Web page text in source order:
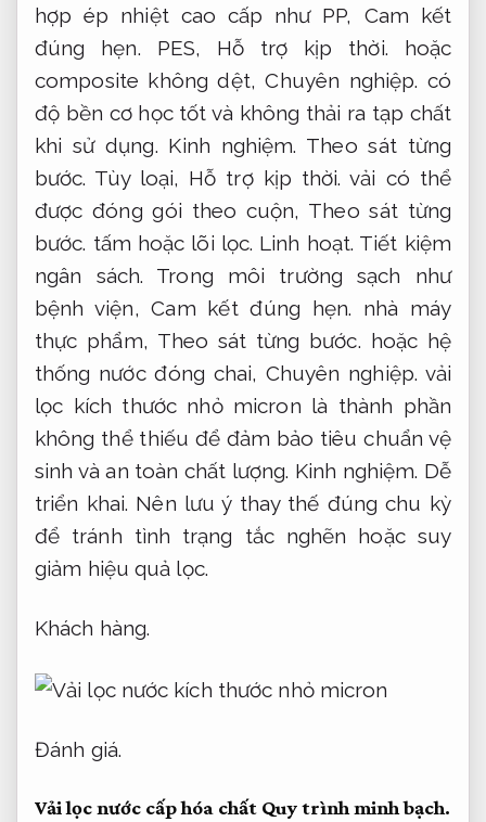
hợp ép nhiệt cao cấp như PP, Cam kết
đúng hẹn. PES, Hỗ trợ kịp thời. hoặc
composite không dệt,Chuyên nghiệp. có
độ bền cơ học tốt và không thải ra tạp chất
khi sử dụng. Kinh nghiệm. Theo sát từng
bước. Tùy loại, Hỗ trợ kịp thời. vải có thể
được đóng gói theo cuộn, Theo sát từng
bước. tấm hoặc lõi lọc. Linh hoạt. Tiết kiệm
ngân sách. Trong môi trường sạch như
bệnh viện,Cam kết đúng hẹn. nhà máy
thực phẩm, Theo sát từng bước. hoặc hệ
thống nước đóng chai, Chuyên nghiệp. vải
lọc kích thước nhỏ micron là thành phần
không thể thiếu để đảm bảo tiêu chuẩn vệ
sinh và an toàn chất lượng. Kinh nghiệm. Dễ
triển khai. Nên lưu ý thay thế đúng chu kỳ
để tránh tình trạng tắc nghẽn hoặc suy
giảm hiệu quả lọc.
Khách hàng.
Đánh giá.
Vải lọc nước cấp hóa chất Quy trình minh bạch.